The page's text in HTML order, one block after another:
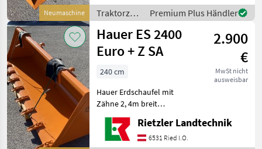
Neumaschine
Traktorzubehör
/ Hauer
Premium Plus Händler
Hauer ES 2400
Euro + Z SA
2.900
€
MwSt nicht
ausweisbar
240 cm
Hauer Erdschaufel mit
Zähne 2, 4m breit
Traktorzubehör Frontlader-
AnbaugeräteRietzler Landtechnik
6531 Ried I.O.